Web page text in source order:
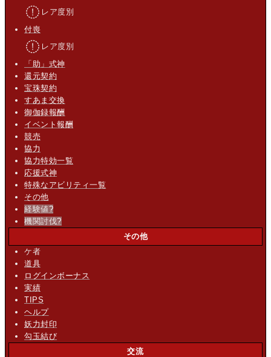
レア度別
付喪
レア度別
「助」式神
還元契約
宝珠契約
すあま交換
御伽録報酬
イベント報酬
競売
協力
協力特効一覧
応援式神
特殊なアビリティ一覧
その他
経験値?
機関討伐?
その他
ケ者
道具
ログインボーナス
実績
TIPS
ヘルプ
妖力封印
勾玉結び
交流